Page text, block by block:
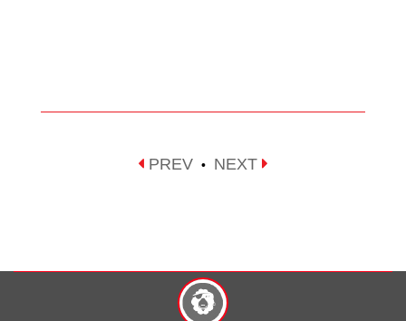
PREV • NEXT